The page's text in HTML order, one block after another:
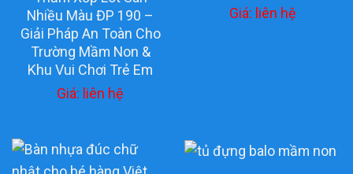
Nhiều Màu ĐP 190 –
Giải Pháp An Toàn Cho
Trường Mầm Non &
Khu Vui Chơi Trẻ Em
Giá: liên hệ
Giá: liên hệ